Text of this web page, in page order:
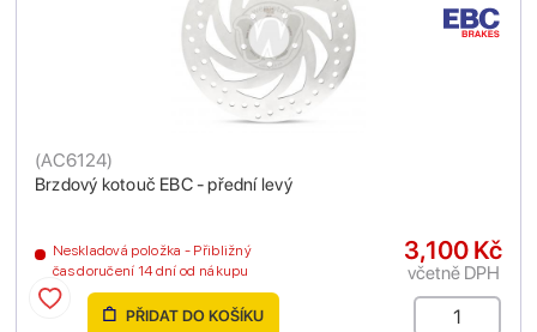
Brzdový kotouč EBC - přední levý
(AC6124)
Neskladová položka - Přibližný
čas doručení 14 dní od nákupu
3,100 Kč
včetně DPH
PŘIDAT DO KOŠÍKU